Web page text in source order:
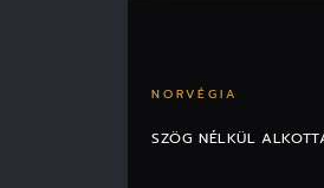
NORVÉGIA
SZÖG NÉLKÜL